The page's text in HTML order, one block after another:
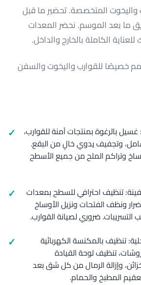
المتخصصة. تحضير ما قبل
ما بعد الموسم. نحضر المعدات
الكاملة بالخارج والداخل.
للقوارب واليخوت والسفن
بالرغوة بمنتجات آمنة للقوارب،
وتجفيف يدوي خالٍ من البقع.
وتراكم الملح من جميع الأسطح
تنظيف احترافي للسطح بمعدات
ونظف الفتحات ونزيل الأوساخ
التسريبات. ضروري لصيانة القوارب.
تنظيف بالمكنسة الكهربائية
تنظيف لوحة القيادة
وإزالة الرمال من كل شق بعد
المطبخ والحمام.